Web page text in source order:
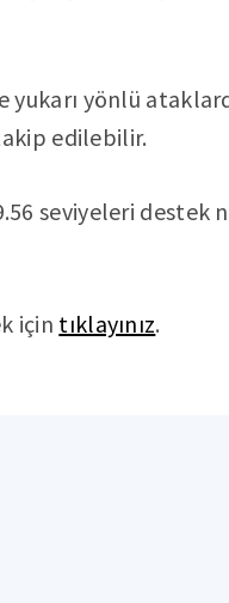
yönlü
edilebilir.
seviyeleri destek
için tıklayınız.